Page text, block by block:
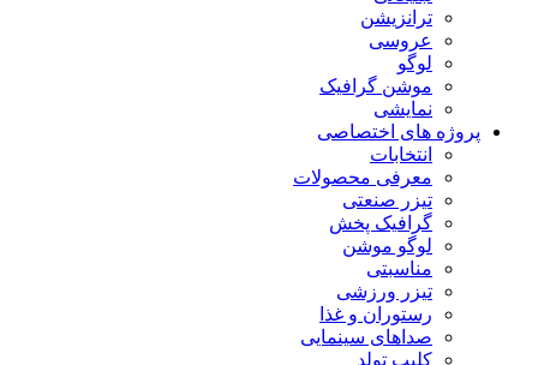
ترانزیشن
عروسی
لوگو
موشن گرافیک
نمایشی
پروژه های اختصاصی
انتخابات
معرفی محصولات
تیزر صنعتی
گرافیک پخش
لوگو موشن
مناسبتی
تیزر ورزشی
رستوران و غذا
صداهای سینمایی
کلیپ تولد